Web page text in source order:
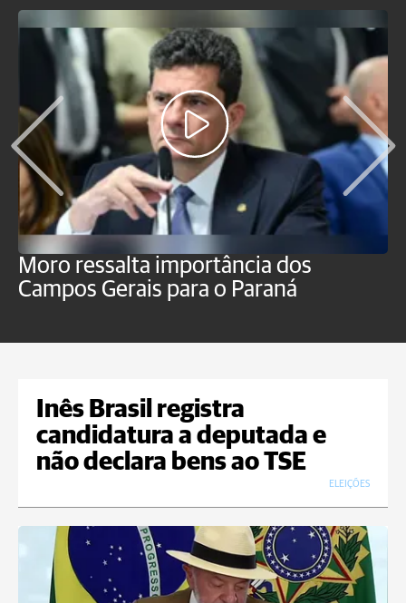
Moro ressalta importância dos
Campos Gerais para o Paraná
Inês Brasil registra
candidatura a deputada e
não declara bens ao TSE
ELEIÇÕES